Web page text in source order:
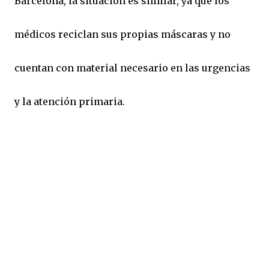
médicos reciclan sus propias máscaras y no
cuentan con material necesario en las urgencias
y la atención primaria.